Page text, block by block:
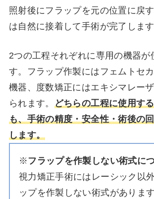
照射後にフラップを元の位置に戻
は自然に接着して手術が完了します
2つの工程それぞれに専用の機器が
す。フラップ作製にはフェムトセ
機器、度数矯正にはエキシマレー
られます。
どちらの工程に使用す
も、手術の精度・安全性・術後の
します。
※ フラップを作製しない術式に
視力矯正手術にはレーシック以
ップを作製しない術式がありま